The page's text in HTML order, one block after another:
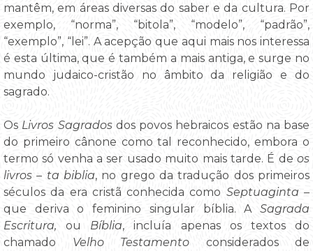
mantêm, em áreas diversas do saber e da cultura. Por
exemplo, “norma”, “bitola”, “modelo”, “padrão”,
“exemplo”, “lei”. A acepção que aqui mais nos interessa
é esta última, que é também a mais antiga, e surge no
mundo judaico-cristão no âmbito da religião e do
sagrado.
Os Livros Sagrados dos povos hebraicos estão na base
do primeiro cânone como tal reconhecido, embora o
termo só venha a ser usado muito mais tarde. É de os
livros – ta biblia, no grego da tradução dos primeiros
séculos da era cristã conhecida como Septuaginta –
que deriva o feminino singular bíblia. A Sagrada
Escritura, ou Bíblia, incluía apenas os textos do
chamado Velho Testamento considerados de